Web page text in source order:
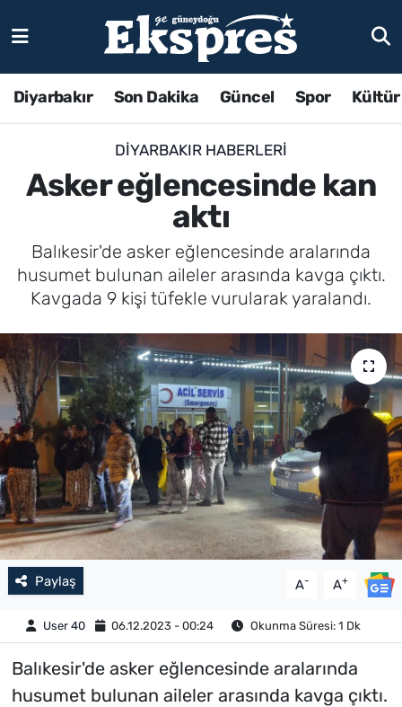
Diyarbakır Son Dakika Güncel Spor
DIYARBAKIR HABERLERI
Asker eğlencesinde kan
aktı
Balıkesir'de asker eğlencesinde aralarında
husumet bulunan aileler arasında kavga çıktı.
Kavgada 9 kişi tüfekle vurularak yaralandı.
Paylaş A- A+
User 40 06.12.2023 - 00:24 Okunma Süresi: 1 Dk
Balıkesir'de asker eğlencesinde aralarında
husumet bulunan aileler arasında kavga çıktı.